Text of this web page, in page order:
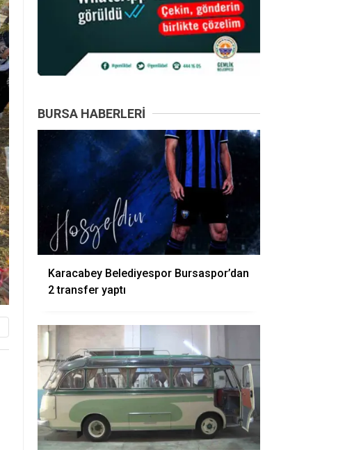
BURSA HABERLERI
Karacabey Belediyespor Bursaspor’dan
2 transfer yaptı